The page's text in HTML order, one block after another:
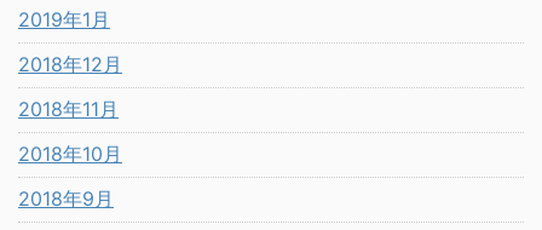
2019年1月
2018年12月
2018年11月
2018年10月
2018年9月